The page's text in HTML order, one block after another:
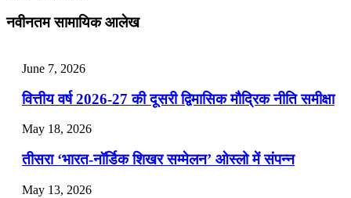
July 25, 2026
📝 डेली करेंट अफेयर्स: 22-24 जुलाई 2026
July 22, 2026
📝 डेली करेंट अफेयर्स: 19-21 जुलाई 2026
July 19, 2026
नवीनतम सामायिक आलेख
June 7, 2026
वित्तीय वर्ष 2026-27 की दूसरी द्विमासिक मौद्रिक नीति समीक्षा
May 18, 2026
तीसरा ‘भारत-नॉर्डिक शिखर सम्मेलन’ ओस्लो में संपन्न
May 13, 2026